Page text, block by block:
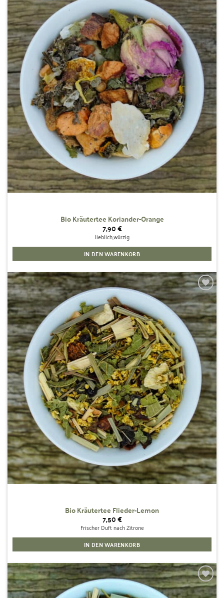
Zur
Wunschliste
hinzufügen
Bio Kräutertee Koriander-Orange
7,90€
lieblich,würzig
IN DEN WARENKORB
Zur
Wunschliste
hinzufügen
Bio Kräutertee Flieder-Lemon
7,50€
Frischer Duft nach Zitrone
IN DEN WARENKORB
Zur
Wunschliste